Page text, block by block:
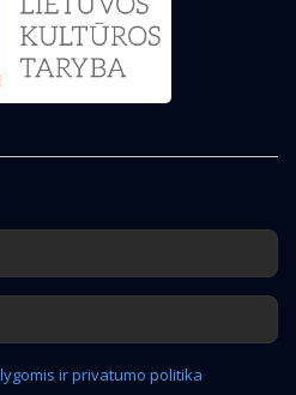
ir privatumo politika